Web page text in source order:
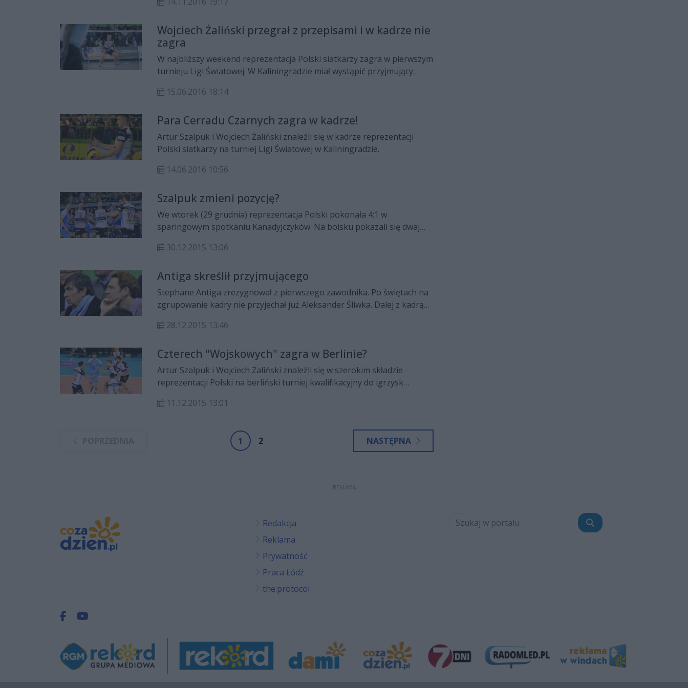
to już piąta porażka w tym sezonie. W poniedziałek (14 listopada)
z kapitanem Cerrad Czarnych, Wojciechem Żalińskim. Z zawodnikiem
rozmawiał Adam Kurasiewicz.
Wojciech Żaliński przegrał z przepisami i w kadrze nie
zagra
W najbliższy weekend reprezentacja Polski siatkarzy zagra w pierwszym
turnieju Ligi Światowej. W Kaliningradzie miał wystąpić przyjmujący
zawodnik został wycofany z kadry, bowiem na drodze stanęły przepisy.
15.06.2016 18:14
Para Cerradu Czarnych zagra w kadrze!
Artur Szalpuk i Wojciech Żaliński znaleźli się w kadrze reprezentacji
Polski siatkarzy na turniej Ligi Światowej w Kaliningradzie.
14.06.2016 10:56
Szalpuk zmieni pozycję?
We wtorek (29 grudnia) reprezentacja Polski pokonała 4:1 w
sparingowym spotkaniu Kanadyjczyków. Na boisku pokazali się dwaj
30.12.2015 13:06
Antiga skreślił przyjmującego
Stephane Antiga zrezygnował z pierwszego zawodnika. Po świętach na
zgrupowanie kadry nie przyjechał już Aleksander Śliwka. Dalej z kadrą
Artur Szalpuk.
28.12.2015 13:46
Czterech "Wojskowych" zagra w Berlinie?
Artur Szalpuk i Wojciech Żaliński znaleźli się w szerokim składzie
reprezentacji Polski na berliński turniej kwalifikacyjny do igrzysk
zawodach ma również dwóch kolejnych siatkarzy Cerradu Czarnych
11.12.2015 13:01
1 2 NASTĘPNA
REKLAMA
Redakcja
Reklama
Prywatność
Praca Łódź
the:protocol
Szukaj
Facebook.com
Youtube.com